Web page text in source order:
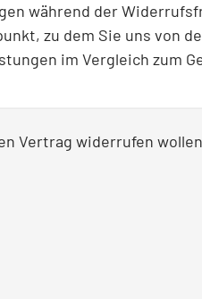
während der
zu dem Sie uns von
im Vergleich zum
Vertrag widerrufen